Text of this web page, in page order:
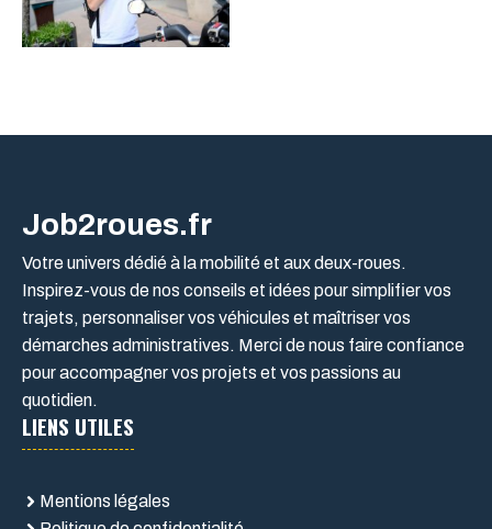
Job2roues.fr
Votre univers dédié à la mobilité et aux deux-roues.
Inspirez-vous de nos conseils et idées pour simplifier vos
trajets, personnaliser vos véhicules et maîtriser vos
démarches administratives. Merci de nous faire confiance
pour accompagner vos projets et vos passions au
quotidien.
LIENS UTILES
Mentions légales